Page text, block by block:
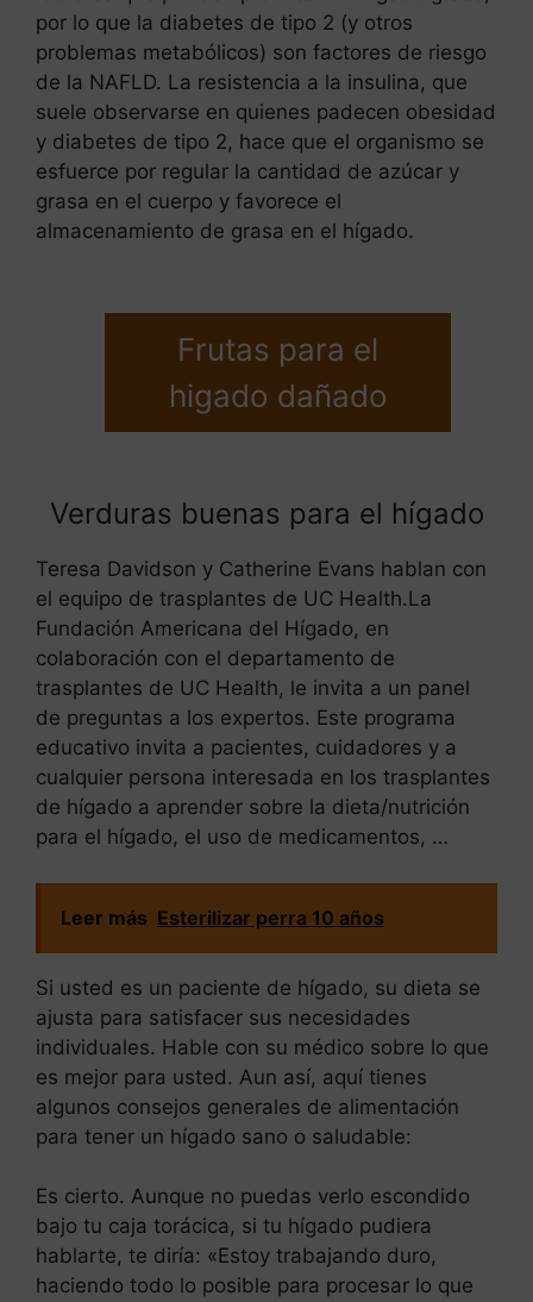
por lo que la diabetes de tipo 2 (y otros
problemas metabólicos) son factores de riesgo
de la NAFLD. La resistencia a la insulina, que
suele observarse en quienes padecen obesidad
y diabetes de tipo 2, hace que el organismo se
esfuerce por regular la cantidad de azúcar y
grasa en el cuerpo y favorece el
almacenamiento de grasa en el hígado.
Frutas para el
higado dañado
Verduras buenas para el hígado
Teresa Davidson y Catherine Evans hablan con
el equipo de trasplantes de UC Health.La
Fundación Americana del Hígado, en
colaboración con el departamento de
trasplantes de UC Health, le invita a un panel
de preguntas a los expertos. Este programa
educativo invita a pacientes, cuidadores y a
cualquier persona interesada en los trasplantes
de hígado a aprender sobre la dieta/nutrición
para el hígado, el uso de medicamentos, …
Leer más Esterilizar perra 10 años
Si usted es un paciente de hígado, su dieta se
ajusta para satisfacer sus necesidades
individuales. Hable con su médico sobre lo que
es mejor para usted. Aun así, aquí tienes
algunos consejos generales de alimentación
para tener un hígado sano o saludable:
Es cierto. Aunque no puedas verlo escondido
bajo tu caja torácica, si tu hígado pudiera
hablarte, te diría: «Estoy trabajando duro,
haciendo todo lo posible para procesar lo que